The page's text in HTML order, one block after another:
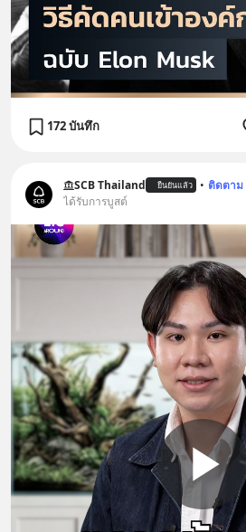
172 บันทึก
SCB Thailand ยืนยันแล้ว • ติดตาม
ได้รับการบูสต์